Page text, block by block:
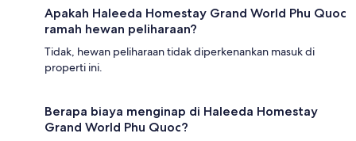
Apakah Haleeda Homestay Grand World Phu Quoc
ramah hewan peliharaan?
Tidak, hewan peliharaan tidak diperkenankan masuk di
properti ini.
Berapa biaya menginap di Haleeda Homestay
Grand World Phu Quoc?